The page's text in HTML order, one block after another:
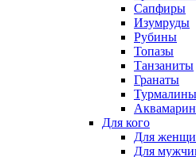
Сапфиры
Изумруды
Рубины
Топазы
Танзаниты
Гранаты
Турмалины
Аквамарин
Для кого
Для
Для